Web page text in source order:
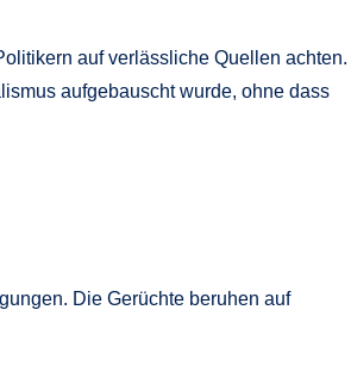
auf verlässliche Quellen achten.
aufgebauscht wurde, ohne dass
Die Gerüchte beruhen auf